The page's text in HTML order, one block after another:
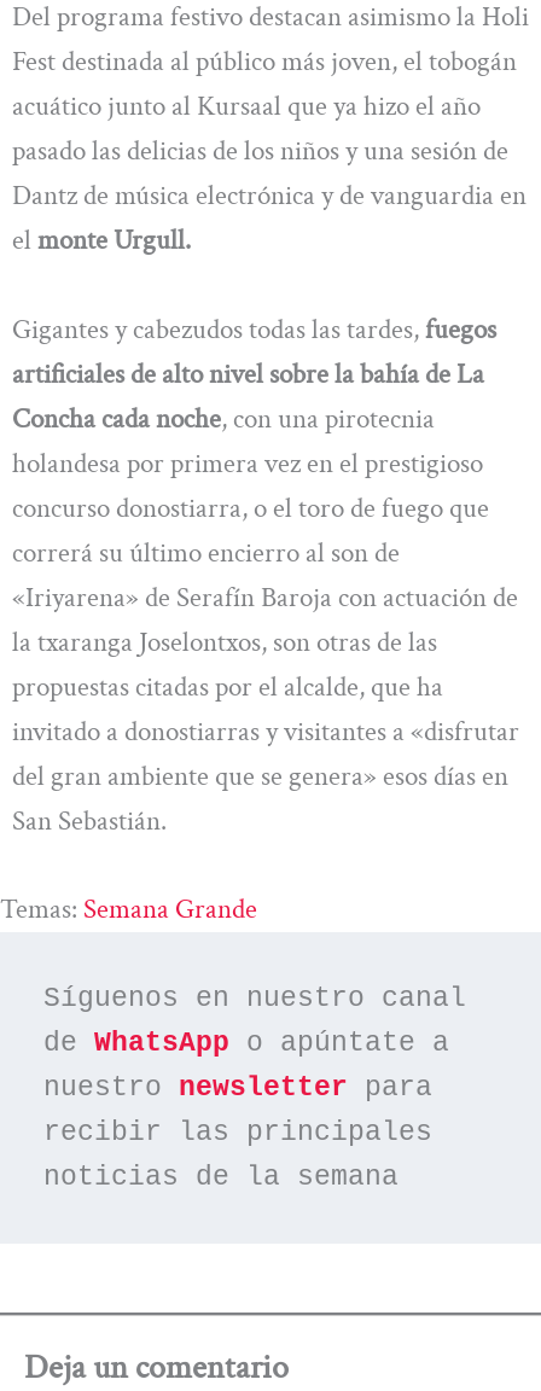
Del programa festivo destacan asimismo la Holi
Fest destinada al público más joven, el tobogán
acuático junto al Kursaal que ya hizo el año
pasado las delicias de los niños y una sesión de
Dantz de música electrónica y de vanguardia en
el monte Urgull.
Gigantes y cabezudos todas las tardes,fuegos
artificiales de alto nivel sobre la bahía de La
Concha cada noche, con una pirotecnia
holandesa por primera vez en el prestigioso
concurso donostiarra, o el toro de fuego que
correrá su último encierro al son de
«Iriyarena» de Serafín Baroja con actuación de
la txaranga Joselontxos, son otras de las
propuestas citadas por el alcalde, que ha
invitado a donostiarras y visitantes a «disfrutar
del gran ambiente que se genera» esos días en
San Sebastián.
Temas: Semana Grande
Síguenos en nuestro canal
de WhatsApp o apúntate a
nuestro newsletter para
recibir las principales
noticias de la semana
Deja un comentario